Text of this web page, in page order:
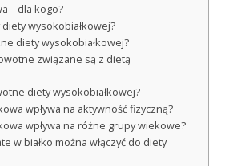
– dla kogo?
wysokobiałkowej?
diety wysokobiałkowej?
związane są z dietą
diety wysokobiałkowej?
wpływa na aktywność fizyczną?
wpływa na różne grupy wiekowe?
w białko można włączyć do diety